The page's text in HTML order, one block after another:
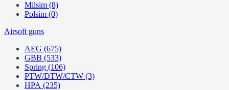
Milsim (8)
Polsim (0)
Airsoft guns
AEG (675)
GBB (533)
Spring (106)
PTW/DTW/CTW (3)
HPA (235)